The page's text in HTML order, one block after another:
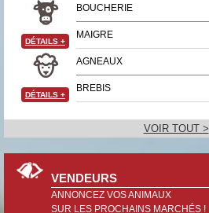
BOUCHERIE
MAIGRE
DÉTAILS +
AGNEAUX
BREBIS
DÉTAILS +
VOIR TOUT >
VENDEURS
ANNONCEZ VOS ANIMAUX
SUR LES PROCHAINS MARCHÉS !